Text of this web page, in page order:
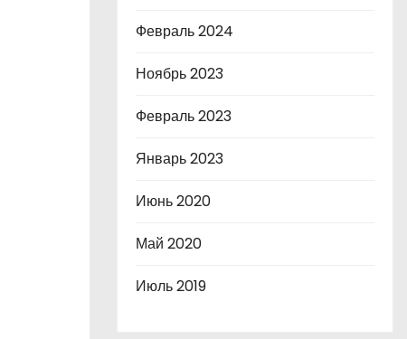
Февраль 2024
Ноябрь 2023
Февраль 2023
Январь 2023
Июнь 2020
Май 2020
Июль 2019